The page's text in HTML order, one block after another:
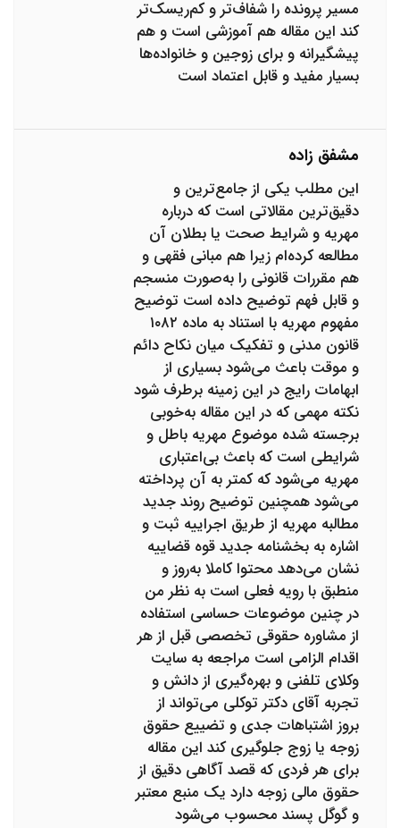
مسیر پرونده را شفاف‌تر و کم‌ریسک‌تر
کند این مقاله هم آموزشی است و هم
پیشگیرانه و برای زوجین و خانواده‌ها
بسیار مفید و قابل اعتماد است
مشفق زاده
این مطلب یکی از جامع‌ترین و
دقیق‌ترین مقالاتی است که درباره
مهریه و شرایط صحت یا بطلان آن
مطالعه کرده‌ام زیرا هم مبانی فقهی و
هم مقررات قانونی را به‌صورت منسجم
و قابل فهم توضیح داده است توضیح
مفهوم مهریه با استناد به ماده ۱۰۸۲
قانون مدنی و تفکیک میان نکاح دائم
و موقت باعث می‌شود بسیاری از
ابهامات رایج در این زمینه برطرف شود
نکته مهمی که در این مقاله به‌خوبی
برجسته شده موضوع مهریه باطل و
شرایطی است که باعث بی‌اعتباری
مهریه می‌شود که کمتر به آن پرداخته
می‌شود همچنین توضیح روند جدید
مطالبه مهریه از طریق اجراییه ثبت و
اشاره به بخشنامه جدید قوه قضاییه
نشان می‌دهد محتوا کاملا به‌روز و
منطبق با رویه فعلی است به نظر من
در چنین موضوعات حساسی استفاده
از مشاوره حقوقی تخصصی قبل از هر
اقدام الزامی است مراجعه به سایت
وکلای تلفنی و بهره‌گیری از دانش و
تجربه آقای دکتر توکلی می‌تواند از
بروز اشتباهات جدی و تضییع حقوق
زوجه یا زوج جلوگیری کند این مقاله
برای هر فردی که قصد آگاهی دقیق از
حقوق مالی زوجه دارد یک منبع معتبر
و گوگل پسند محسوب می‌شود